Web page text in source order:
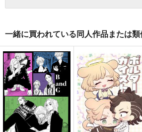
一緒に買われている同人作品または